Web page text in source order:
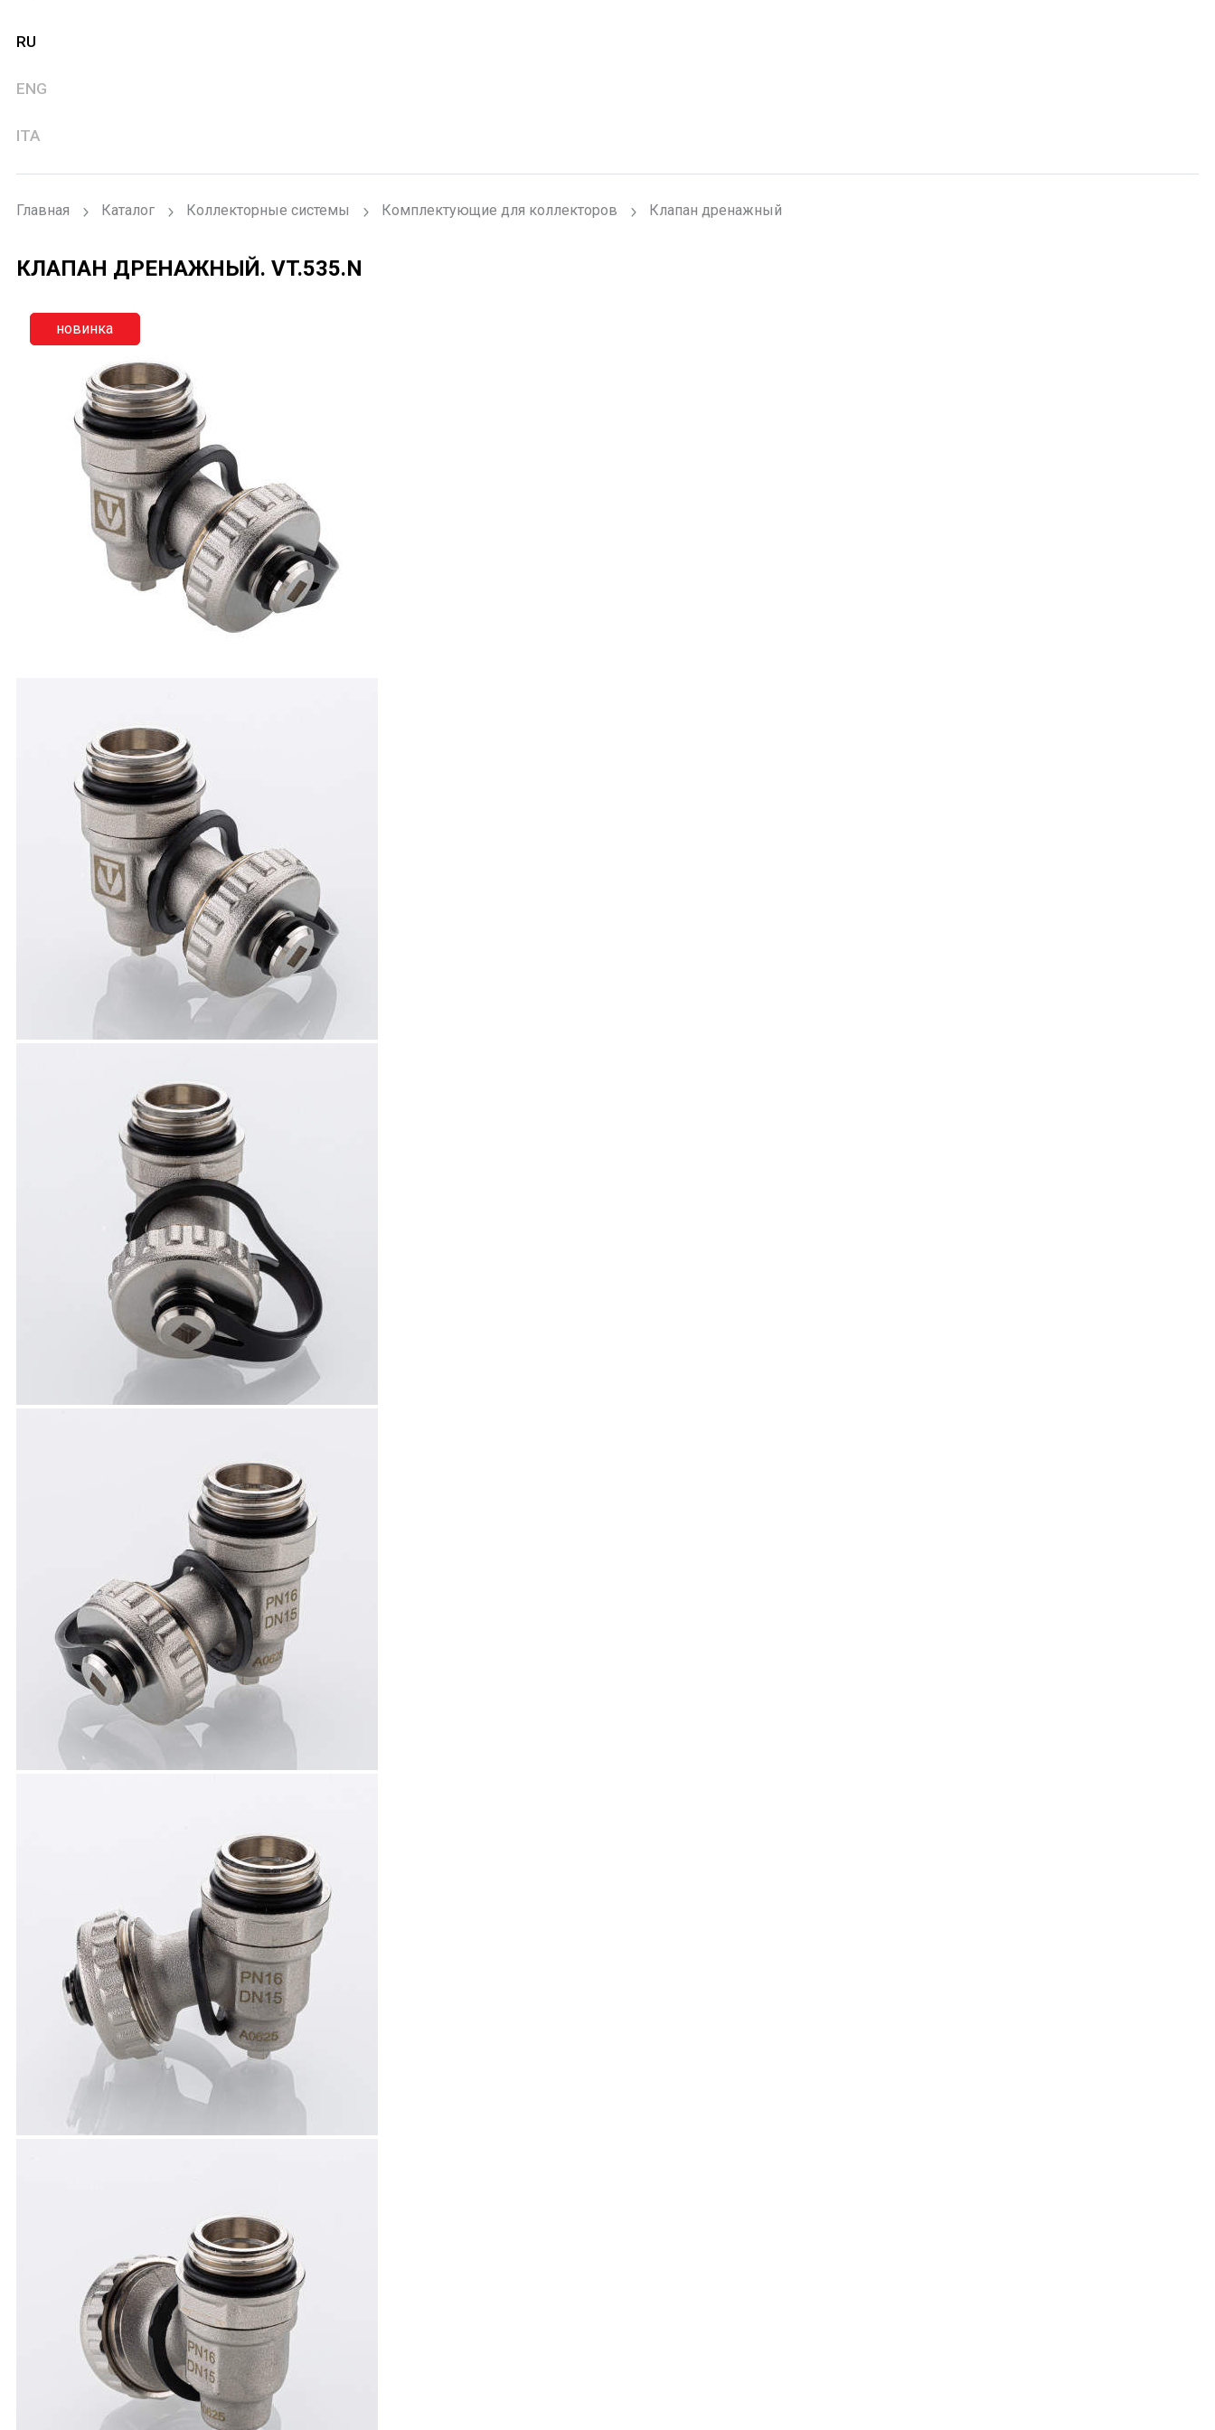
RU
ENG
ITA
Главная Каталог Коллекторные системы Комплектующие для коллекторов Клапан дренажный
КЛАПАН ДРЕНАЖНЫЙ. VT.535.N
новинка